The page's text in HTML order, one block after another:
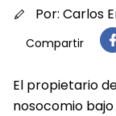
Por: Carlos
Compartir
El propietario
nosocomio